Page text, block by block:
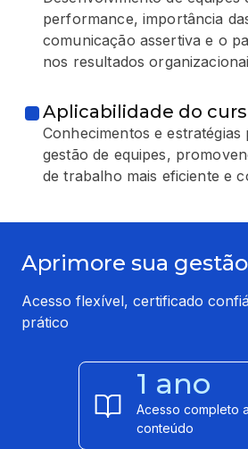
performance, importância
comunicação assertiva e o
nos resultados
Aplicabilidade do
Conhecimentos e estratégias
gestão de equipes,
de trabalho mais eficiente e
Aprimore sua
Acesso flexível, certificado
prático
1 ano
Acesso completo
conteúdo